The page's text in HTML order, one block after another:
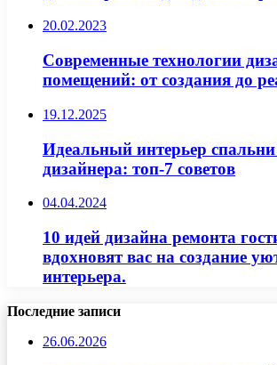
20.02.2023
Современные технологии
помещений: от создания до
19.12.2025
Идеальный интерьер спальни
дизайнера: топ-7 советов
04.04.2024
10 идей дизайна ремонта
вдохновят вас на создание
интерьера.
Последние записи
26.06.2026